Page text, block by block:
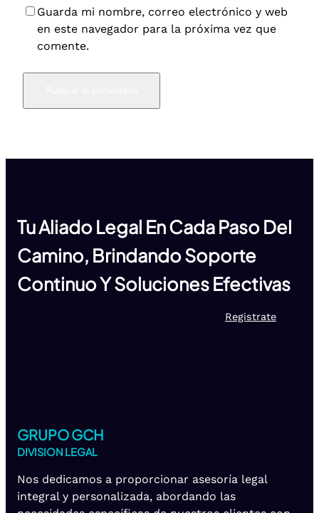
Guarda mi nombre, correo electrónico y web
en este navegador para la próxima vez que
comente.
Tu Aliado Legal En Cada Paso Del
Camino, Brindando Soporte
Continuo Y Soluciones Efectivas
Registrate
GRUPO GCH
DIVISION LEGAL
Nos dedicamos a proporcionar asesoría legal
integral y personalizada, abordando las